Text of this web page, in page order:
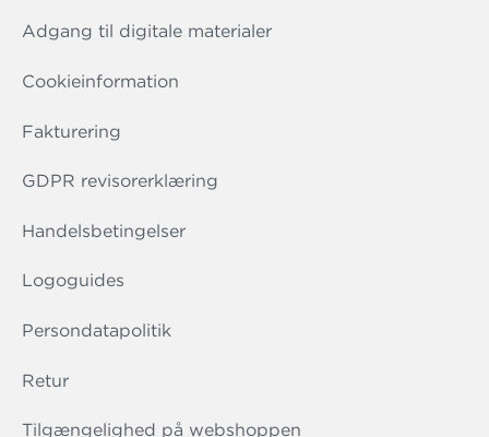
Adgang til digitale materialer
Cookieinformation
Fakturering
GDPR revisorerklæring
Handelsbetingelser
Logoguides
Persondatapolitik
Retur
Tilgængelighed på webshoppen